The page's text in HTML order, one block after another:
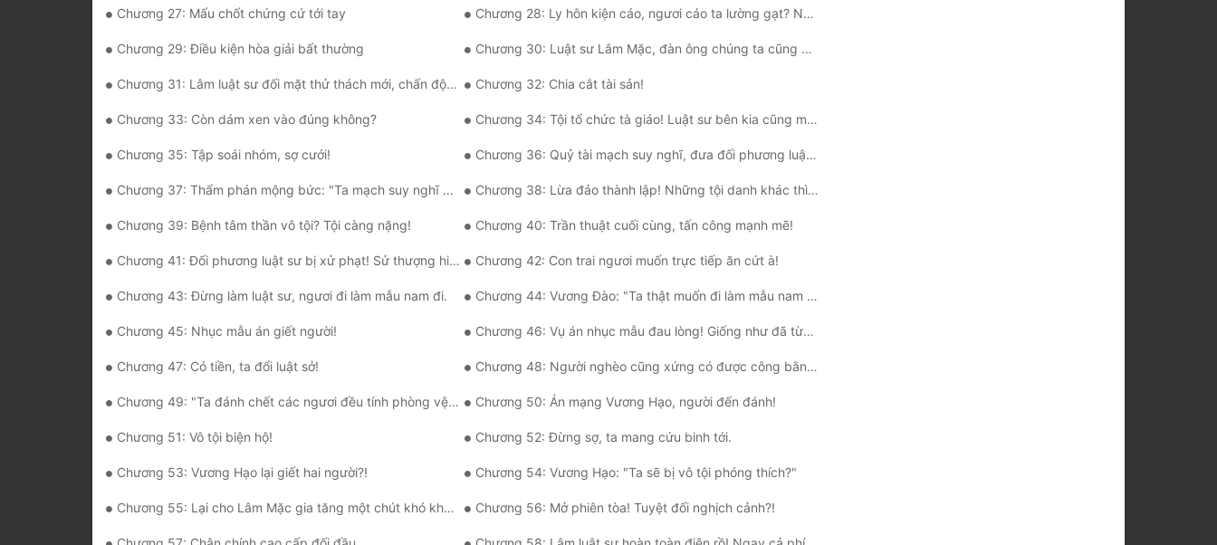
Chương 27: Mấu chốt chứng cứ tới tay Chương 28: Ly hôn kiện cáo, ngươi cáo ta lường gạt? Ngươi có bệnh à!
Chương 29: Điều kiện hòa giải bất thường Chương 30: Luật sư Lâm Mặc, đàn ông chúng ta cũng cần ngài bảo vệ!
Chương 31: Lâm luật sư đối mặt thử thách mới, chấn động giới pháp lý Chương 32: Chia cắt tài sản!
Chương 33: Còn dám xen vào đúng không? Chương 34: Tội tổ chức tà giáo! Luật sư bên kia cũng muốn bị kiện?
Chương 35: Tập soái nhóm, sợ cưới! Chương 36: Quỷ tài mạch suy nghĩ, đưa đối phương luật sư vào tròng!
Chương 37: Thẩm phán mộng bức: "Ta mạch suy nghĩ cũng đều loạn a!" Chương 38: Lừa đảo thành lập! Những tội danh khác thì sao?
Chương 39: Bệnh tâm thần vô tội? Tội càng nặng! Chương 40: Trần thuật cuối cùng, tấn công mạnh mẽ!
Chương 41: Đối phương luật sư bị xử phạt! Sử thượng hiếm thấy! Chương 42: Con trai ngươi muốn trực tiếp ăn cứt à!
Chương 43: Đừng làm luật sư, ngươi đi làm mẫu nam đi. Chương 44: Vương Đào: "Ta thật muốn đi làm mẫu nam rồi?"
Chương 45: Nhục mẫu án giết người! Chương 46: Vụ án nhục mẫu đau lòng! Giống như đã từng quen biết?
Chương 47: Có tiền, ta đổi luật sở! Chương 48: Người nghèo cũng xứng có được công bằng?
Chương 49: "Ta đánh chết các ngươi đều tính phòng vệ chính đáng!" Chương 50: Án mạng Vương Hạo, người đến đánh!
Chương 51: Vô tội biện hộ! Chương 52: Đừng sợ, ta mang cứu binh tới.
Chương 53: Vương Hạo lại giết hai người?! Chương 54: Vương Hạo: "Ta sẽ bị vô tội phóng thích?"
Chương 55: Lại cho Lâm Mặc gia tăng một chút khó khăn! Chương 56: Mở phiên tòa! Tuyệt đối nghịch cảnh?!